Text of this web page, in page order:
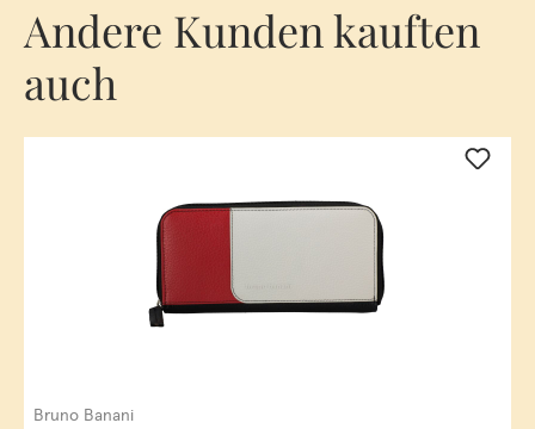
Andere Kunden kauften
auch
Bruno Banani